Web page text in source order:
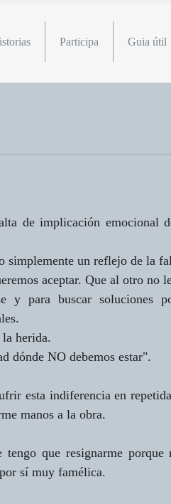
Participa Guia útil
de implicación emocional
simplemente un reflejo de la
aceptar. Que al otro no
y para buscar soluciones
herida.
dónde NO debemos estar".
esta indiferencia en
manos a la obra.
que resignarme porque
sí muy famélica.